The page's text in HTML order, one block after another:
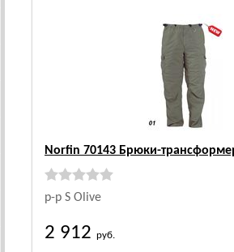
Norfin 70143 Брюки-
р-р S Olive
2 912 руб.